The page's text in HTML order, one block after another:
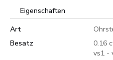
Eigenschaften
Art
Besatz
0.16
vs1 -